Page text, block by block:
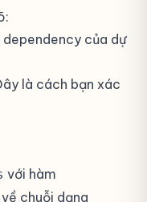
của dự
là cách bạn xác
với hàm
chuỗi dạng